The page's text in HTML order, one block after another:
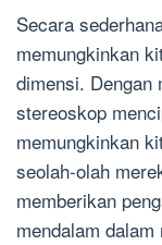
Secara
memungkinkan
dimensi. Dengan
stereoskop
memungkinkan
seolah-olah
memberikan
mendalam